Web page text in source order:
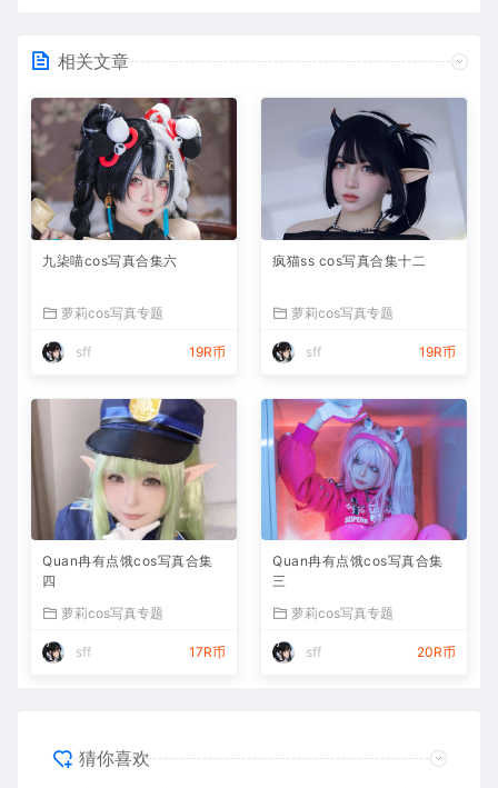
相关文章
九柒喵cos写真合集六
萝莉cos写真专题
sff 19R币
疯猫ss cos写真合集十二
萝莉cos写真专题
sff 19R币
Quan冉有点饿cos写真合集
四
萝莉cos写真专题
sff 17R币
Quan冉有点饿cos写真合集
三
萝莉cos写真专题
sff 20R币
猜你喜欢